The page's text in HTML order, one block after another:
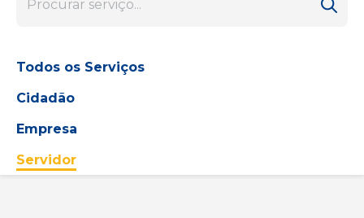
Todos os Serviços
Cidadão
Empresa
Servidor